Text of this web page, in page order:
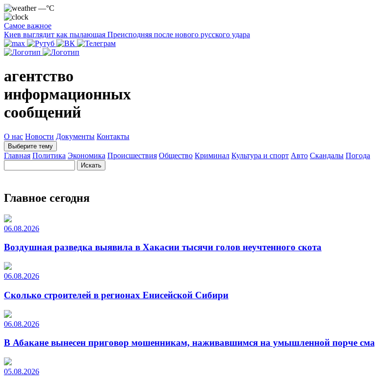
—°C
Самое важное
Киев выглядит как пылающая Преисподняя после нового русского удара
агентство
информационных
сообщений
О нас Новости Документы Контакты
Выберите тему
Главная Политика Экономика Происшествия Общество Криминал Культура и спорт Авто Скандалы Погода
Главное сегодня
06.08.2026
Воздушная разведка выявила в Хакасии тысячи голов неучтенного скота
06.08.2026
Сколько строителей в регионах Енисейской Сибири
06.08.2026
В Абакане вынесен приговор мошенникам, наживавшимся на умышленной порче
05.08.2026